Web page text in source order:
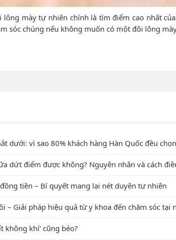
lông mày tự nhiên chính là tìm điểm cao nhất
sóc chúng nếu không muốn có một đôi lông
dưới: vì sao 80% khách hàng Hàn Quốc đều
dứt điểm được không? Nguyên nhân và cách
tiền – Bí quyết mang lại nét duyên tự nhiên
– Giải pháp hiệu quả từ y khoa đến chăm sóc tại
không khí' cũng béo?